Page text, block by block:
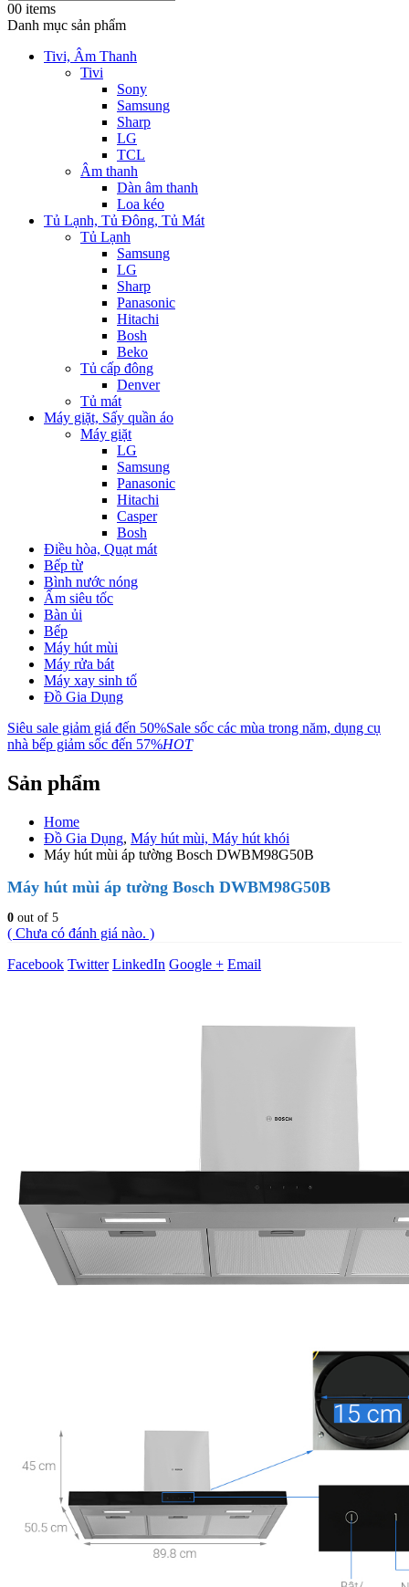
00 items
Danh mục sản phẩm
Tivi, Âm Thanh
Tivi
Sony
Samsung
Sharp
LG
TCL
Âm thanh
Dàn âm thanh
Loa kéo
Tủ Lạnh, Tủ Đông, Tủ Mát
Tủ Lạnh
Samsung
LG
Sharp
Panasonic
Hitachi
Bosh
Beko
Tủ cấp đông
Denver
Tủ mát
Máy giặt, Sấy quần áo
Máy giặt
LG
Samsung
Panasonic
Hitachi
Casper
Bosh
Điều hòa, Quạt mát
Bếp từ
Bình nước nóng
Ấm siêu tốc
Bàn ủi
Bếp
Máy hút mùi
Máy rửa bát
Máy xay sinh tố
Đồ Gia Dụng
Siêu sale giảm giá đến 50%Sale sốc các mùa trong năm, dụng cụ
nhà bếp giảm sốc đến 57%HOT
Sản phẩm
Home
Đồ Gia Dụng, Máy hút mùi, Máy hút khói
Máy hút mùi áp tường Bosch DWBM98G50B
Máy hút mùi áp tường Bosch DWBM98G50B
0 out of 5
( Chưa có đánh giá nào. )
Facebook Twitter LinkedIn Google + Email